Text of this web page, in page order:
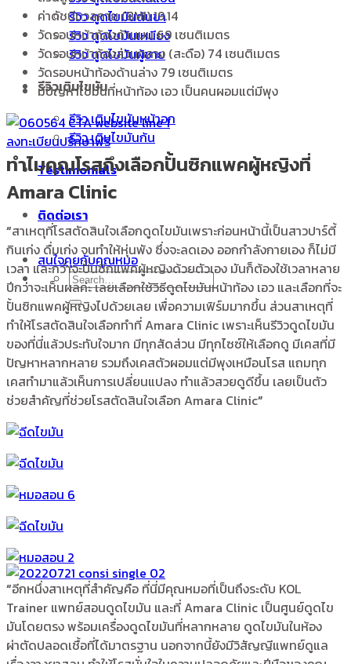
รีวิว ดูดไขมันต้นขา
รีวิว ดูดไขมันเหนียง
รีวิว ดูดไขมันผู้ชาย
รีวิวเติมไขมัน
รีวิว เติมไขมันหน้าอก
รีวิว เติมไขมันก้น
Testimonials
ติดต่อเรา
สนใจคุยกับคุณหมอ
ค่าดัชนีมวลกาย (BMI) 19.14
วัดรอบหน้าท้องด้านบน 69 เซนติเมตร
วัดรอบหน้าท้องส่วนกลาง (สะดือ) 74 เซนติเมตร
วัดรอบหน้าท้องด้านล่าง 79 เซนติเมตร
มีปัญหาไขมันที่หน้าท้อง เอว เป็นคนผอมแต่มีพุง
ลงทะเบียนปรึกษาฟรี
ทำไมคุณโรสถึงเลือกปั้นซิกแพคผู้หญิงที่
Amara Clinic
“สาเหตุที่โรสตัดสินใจเลือกดูดไขมันเพราะก่อนหน้านี้เป็นสาวปาร์ตี้
กินเก่ง ดื่มเก่ง จนทำให้หุ่นพัง ซึ่งจะลดเอง ออกกำลังกายเอง ก็ไม่มี
เวลา และกว่าจะปั้นซิกแพคผู้หญิงด้วยตัวเอง มันก็ต้องใช้เวลาหลาย
ปีกว่าจะเห็นผลค่ะ เลยเลือกใช้วิธีดูดไขมันหน้าท้อง เอว และเลือกที่จะ
ปั้นซิกแพคผู้หญิงไปด้วยเลย เพื่อความเฟิร์มมากขึ้น ส่วนสาเหตุที่
ทำให้โรสตัดสินใจเลือกทำที่ Amara Clinic เพราะเห็นรีวิวดูดไขมัน
ของที่นี่แล้วประทับใจมาก มีทุกสัดส่วน มีทุกไซซ์ให้เลือกดู มีเคสที่มี
ปัญหาหลากหลาย รวมถึงเคสตัวผอมแต่มีพุงเหมือนโรส แถมทุก
เคสทำมาแล้วเห็นการเปลี่ยนแปลง ทำแล้วสวยดูดีขึ้น เลยเป็นตัว
ช่วยสำคัญที่ช่วยโรสตัดสินใจเลือก Amara Clinic”
“อีกหนึ่งสาเหตุที่สำคัญคือ ที่นี่มีคุณหมอที่เป็นถึงระดับ KOL
Trainer แพทย์สอนดูดไขมัน และที่ Amara Clinic เป็นศูนย์ดูดไข
มันโดยตรง พร้อมเครื่องดูดไขมันที่หลากหลาย ดูดไขมันในห้อง
ผ่าตัดปลอดเชื้อที่ได้มาตรฐาน นอกจากนี้ยังมีวิสัญญีแพทย์ดูแล